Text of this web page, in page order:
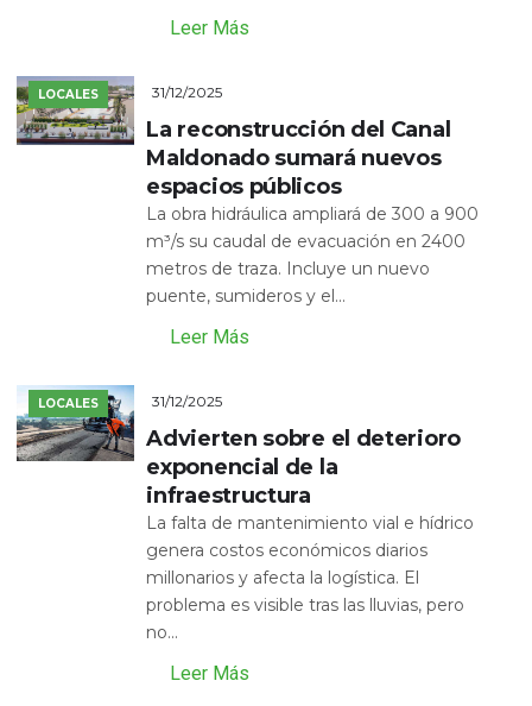
Leer Más
LOCALES 31/12/2025
La reconstrucción del Canal
Maldonado sumará nuevos
espacios públicos
La obra hidráulica ampliará de 300 a 900
m³/s su caudal de evacuación en 2400
metros de traza. Incluye un nuevo
puente, sumideros y el...
Leer Más
LOCALES 31/12/2025
Advierten sobre el deterioro
exponencial de la
infraestructura
La falta de mantenimiento vial e hídrico
genera costos económicos diarios
millonarios y afecta la logística. El
problema es visible tras las lluvias, pero
no...
Leer Más